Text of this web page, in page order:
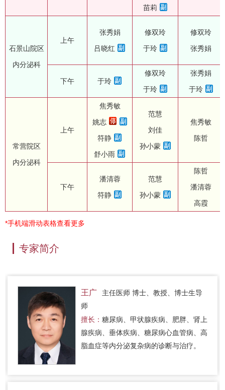
苗莉
石景山院区
内分泌科
上午
张秀娟
吕晓红
修双玲
于玲
修双玲
张秀娟
下午 于玲
修双玲
于玲
张秀娟
于玲
常营院区
内分泌科
上午
焦秀敏
姚志
符静
舒小雨
范慧
刘佳
孙小蒙
焦秀敏
陈哲
下午
潘清蓉
符静
范慧
孙小蒙
陈哲
潘清蓉
高霞
*手机端滑动表格查看更多
专家简介
王广
主任医师 博士、教授、博士生导
师
擅长： 糖尿病、甲状腺疾病、肥胖、肾上
腺疾病、垂体疾病、糖尿病心血管病、高
脂血症等内分泌复杂病的诊断与治疗。